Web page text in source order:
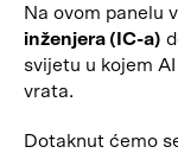
Na ovom panelu
inženjera (IC-a)
svijetu u kojem
vrata.
Dotaknut ćemo